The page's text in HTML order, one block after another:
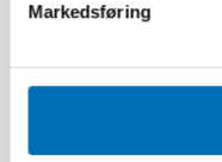
Markedsføring